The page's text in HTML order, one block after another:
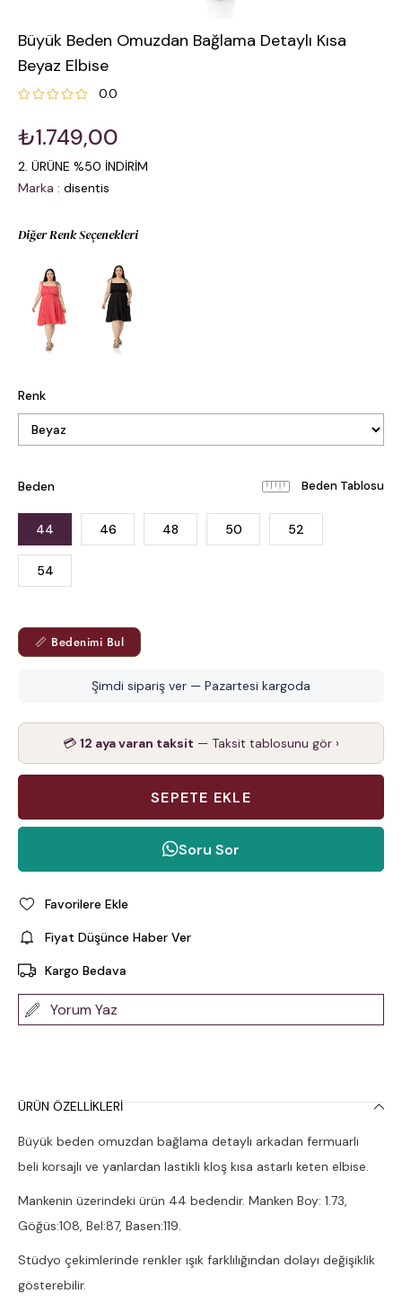
Büyük Beden Omuzdan Bağlama Detaylı Kısa
Beyaz Elbise
0.0
₺1.749,00
2. ÜRÜNE %50 İNDİRİM
Marka : disentis
Diğer Renk Seçenekleri
Renk
Beden Beden Tablosu
44 46 48 50 52
54
📏 Bedenimi Bul
Şimdi sipariş ver — Pazartesi kargoda
💳 12 aya varan taksit — Taksit tablosunu gör ›
Soru Sor
Favorilere Ekle
Fiyat Düşünce Haber Ver
Kargo Bedava
Yorum Yaz
ÜRÜN ÖZELLIKLERI
Büyük beden omuzdan bağlama detaylı arkadan fermuarlı
beli korsajlı ve yanlardan lastikli kloş kısa astarlı keten elbise.
Mankenin üzerindeki ürün 44 bedendir. Manken Boy: 1.73,
Göğüs:108, Bel:87, Basen:119.
Stüdyo çekimlerinde renkler ışık farklılığından dolayı değişiklik
gösterebilir.